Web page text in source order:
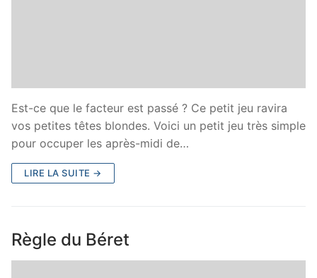
Est-ce que le facteur est passé ? Ce petit jeu ravira
vos petites têtes blondes. Voici un petit jeu très simple
pour occuper les après-midi de…
LIRE LA SUITE →
Règle du Béret